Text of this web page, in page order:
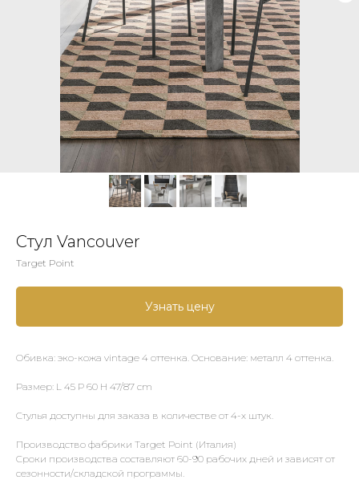
Стул Vancouver
Target Point
Узнать цену
Обивка: эко-кожа vintage 4 оттенка. Основание: металл 4 оттенка.
Размер: L 45 P 60 H 47/87 cm
Стулья доступны для заказа в количестве от 4-х штук.
Производство фабрики Target Point (Италия)
Сроки производства составляют 60-90 рабочих дней и зависят от
сезонности/складской программы.